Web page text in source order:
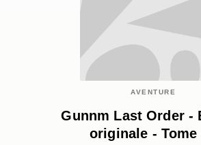
AVENTURE
Gunnm Last Order -
originale - Tome